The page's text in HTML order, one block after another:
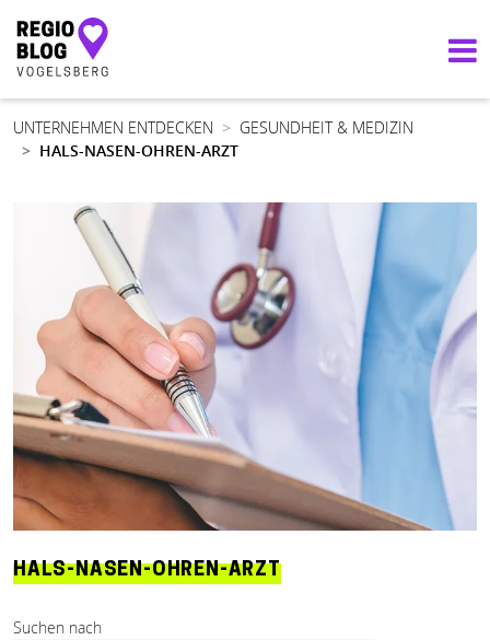
Hauptnavigation
UNTERNEHMEN ENTDECKEN
GESUNDHEIT & MEDIZIN
HALS-NASEN-OHREN-ARZT
HALS-NASEN-OHREN-ARZT
Suchen nach